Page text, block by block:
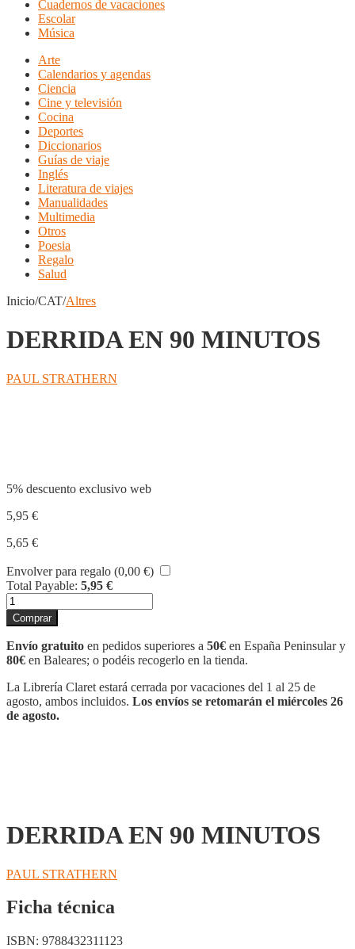
Cuadernos de vacaciones
Escolar
Música
Arte
Calendarios y agendas
Ciencia
Cine y televisión
Cocina
Deportes
Diccionarios
Guías de viaje
Inglés
Literatura de viajes
Manualidades
Multimedia
Otros
Poesia
Regalo
Salud
Inicio/CAT/Altres
DERRIDA EN 90 MINUTOS
PAUL STRATHERN
5% descuento exclusivo web
5,95 €
5,65 €
Envolver para regalo (0,00 €)
Total Payable: 5,95 €
DERRIDA
EN
90
MINUTOS
cantidad
Comprar
Envío gratuito en pedidos superiores a 50€ en España Peninsular y
80€ en Baleares; o podéis recogerlo en la tienda.
La Librería Claret estará cerrada por vacaciones del 1 al 25 de
agosto, ambos incluidos. Los envíos se retomarán el miércoles 26
de agosto.
DERRIDA EN 90 MINUTOS
PAUL STRATHERN
Ficha técnica
ISBN: 9788432311123